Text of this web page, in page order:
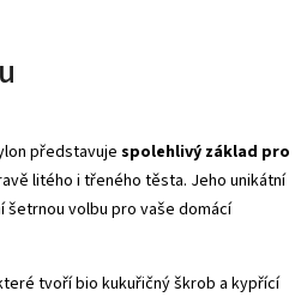
představuje spolehlivý základ pro
litého i třeného těsta. Jeho unikátní
volbu pro vaše domácí
tvoří bio kukuřičný škrob a kypřící